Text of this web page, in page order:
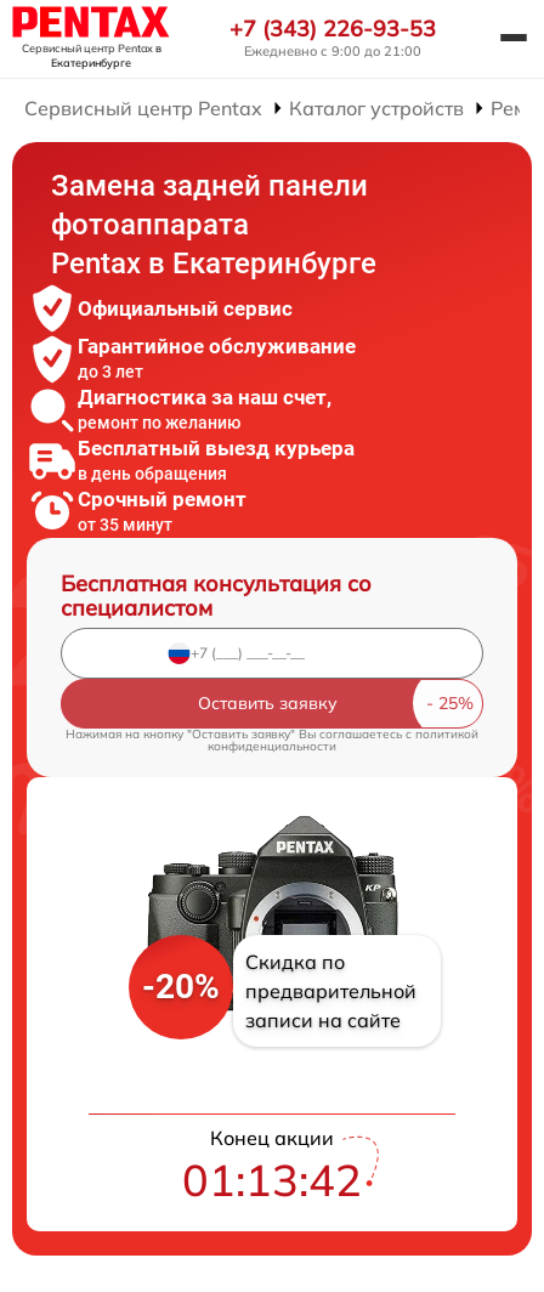
Сервисный центр Pentaxв
Екатеринбурге
+7 (343) 226-93-53
Ежедневно с 9:00 до 21:00
Сервисный центр Pentax Каталог устройств
Замена задней панели
фотоаппарата
Pentax в Екатеринбурге
Официальный сервис
Гарантийное обслуживание
до 3 лет
Диагностика за наш счет,
ремонт по желанию
Бесплатный выезд курьера
в день обращения
Срочный ремонт
от 35 минут
Бесплатная консультация со
специалистом
Оставить заявку
Нажимая на кнопку "Оставить заявку" Вы соглашаетесь cполитикой
конфиденциальности
-20%
Скидка по
предварительной
записи на сайте
Конец акции
01:13:42